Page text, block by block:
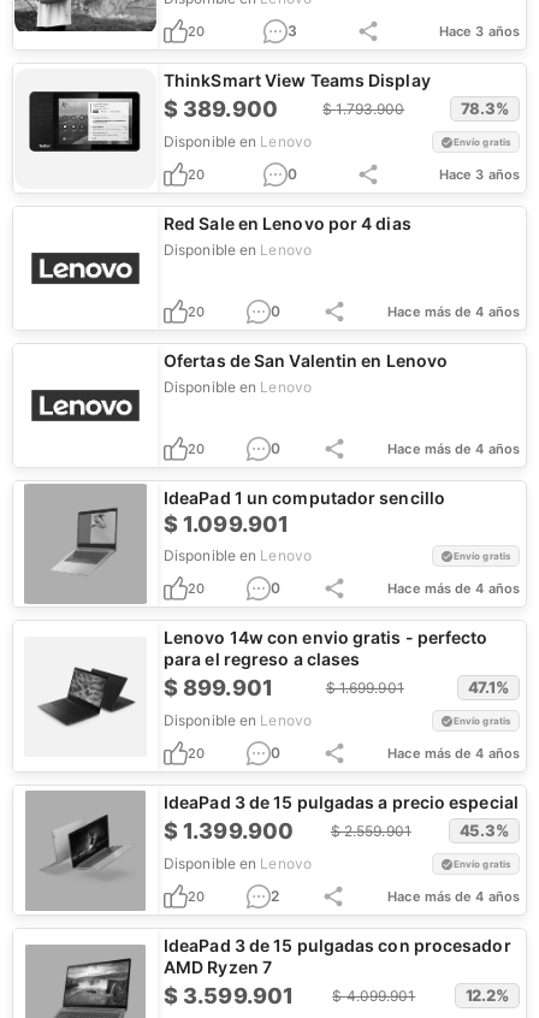
20 3 Hace 3 años
ThinkSmart View Teams Display
$ 389.900 $1.793.900 78.3%
Disponible en Lenovo Envío gratis
20 0 Hace 3 años
Red Sale en Lenovo por 4 dias
Disponible en Lenovo
20 0 Hace más de 4 años
Ofertas de San Valentin en Lenovo
Disponible en Lenovo
20 0 Hace más de 4 años
IdeaPad 1 un computador sencillo
$1.099.901
Disponible en Lenovo Envío gratis
20 0 Hace más de 4 años
Lenovo 14w con envio gratis - perfecto
para el regreso a clases
$899.901 $1.699.901 47.1%
Disponible en Lenovo Envío gratis
20 0 Hace más de 4 años
IdeaPad 3 de 15 pulgadas a precio especial
$1.399.900 $2.559.901 45.3%
Disponible en Lenovo Envío gratis
20 2 Hace más de 4 años
IdeaPad 3 de 15 pulgadas con procesador
AMD Ryzen 7
$ 3.599.901 $4.099.901 12.2%